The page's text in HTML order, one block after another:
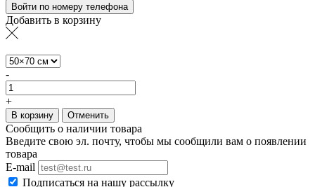
Войти по номеру телефона
Добавить в корзину
-
+
В корзину Отменить
Сообщить о наличии товара
Введите свою эл. почту, чтобы мы сообщили вам о появлении
товара
E-mail
Подписаться на нашу рассылку